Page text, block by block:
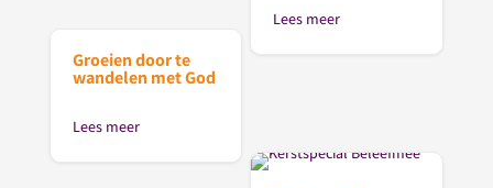
Lees meer
Groeien door te
wandelen met God
Lees meer